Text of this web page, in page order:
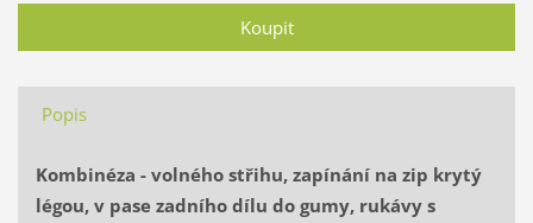
Popis
Kombinéza - volného střihu, zapínání na zip krytý
légou, v pase zadního dílu do gumy, rukávy s